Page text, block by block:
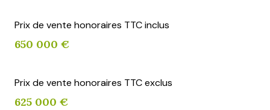
Prix de vente honoraires TTC inclus
650 000 €
Prix de vente honoraires TTC exclus
625 000 €